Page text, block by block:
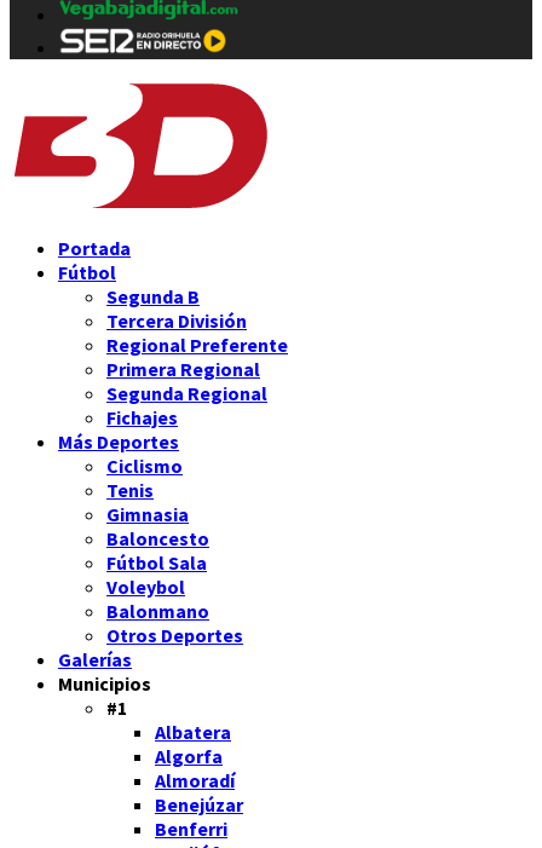
Portada
Fútbol
Segunda B
Tercera División
Regional Preferente
Primera Regional
Segunda Regional
Fichajes
Más Deportes
Ciclismo
Tenis
Gimnasia
Baloncesto
Fútbol Sala
Voleybol
Balonmano
Otros Deportes
Galerías
Municipios
#1
Albatera
Algorfa
Almoradí
Benejúzar
Benferri